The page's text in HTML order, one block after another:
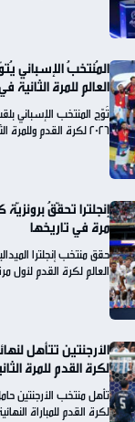
المُنتخبُ الإسباني
العالم للمرة الثانية
تُوّج المنتخب الإسباني
2026 لكرة القدم وللمرة الثانية في تاريخه
إنجلترا تحقّقُ
مرة في تاريخها
حقق منتخب إنجلترا
العالم لكرة القدم لأول
الأرجنتين تتأهل
لكرة القدم للمرة
تأهل منتخب الأرجنتين
لكرة القدم للمباراة